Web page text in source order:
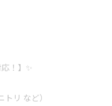
！】✨
リ など）